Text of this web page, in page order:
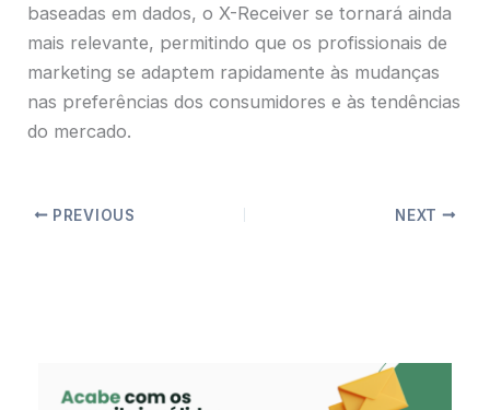
baseadas em dados, o X-Receiver se tornará ainda
mais relevante, permitindo que os profissionais de
marketing se adaptem rapidamente às mudanças
nas preferências dos consumidores e às tendências
do mercado.
PREVIOUS NEXT